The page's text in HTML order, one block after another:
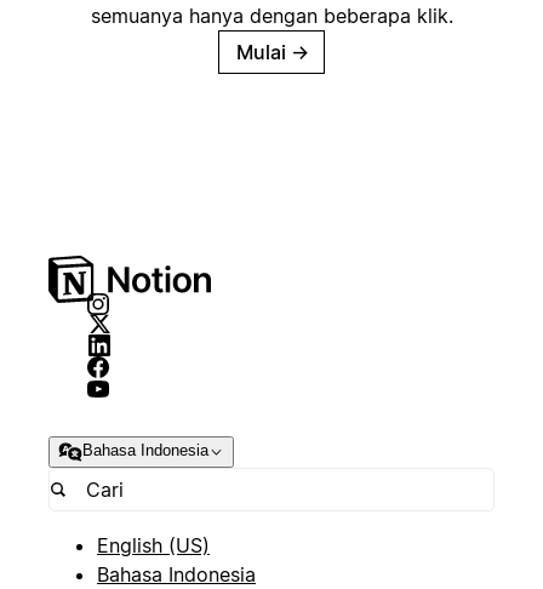
semuanya hanya dengan beberapa klik.
Mulai →
Bahasa Indonesia
English (US)
Bahasa Indonesia